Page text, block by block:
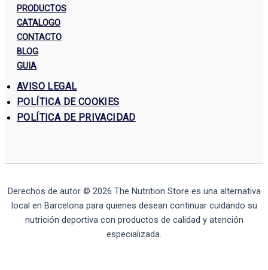
PRODUCTOS
CATALOGO
CONTACTO
BLOG
GUIA
AVISO LEGAL
POLÍTICA DE COOKIES
POLÍTICA DE PRIVACIDAD
Derechos de autor © 2026 The Nutrition Store es una alternativa
local en Barcelona para quienes desean continuar cuidando su
nutrición deportiva con productos de calidad y atención
especializada.